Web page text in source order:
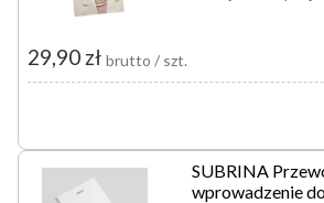
29,90 zł brutto / szt.
SUBRINA
wprowadzenie